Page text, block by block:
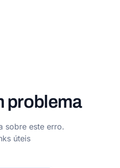
problema
sobre este erro.
úteis